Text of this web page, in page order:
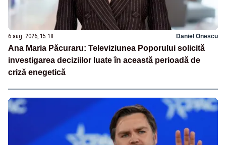
6 aug. 2026, 15:18 Daniel Onescu
Ana Maria Păcuraru: Televiziunea Poporului solicită
investigarea deciziilor luate în această perioadă de
criză enegetică